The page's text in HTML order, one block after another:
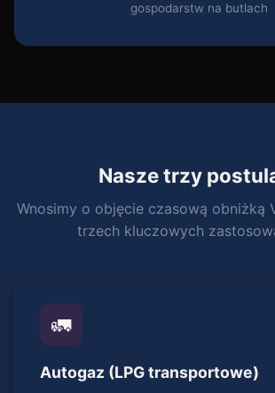
gospodarstw na butlach
Nasze trzy
Wnosimy o objęcie czasową obniżką
trzech kluczowych
🚛
Autogaz (LPG transportowe)